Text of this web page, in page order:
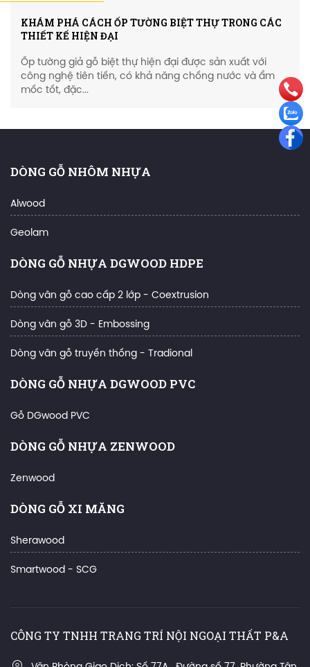
KHÁM PHÁ CÁCH ỐP TƯỜNG BIỆT THỰ TRONG CÁC
THIẾT KẾ HIỆN ĐẠI
Ốp tường giả gỗ biệt thự hiện đại được sản xuất với
công nghệ tiên tiến, có khả năng chống nước và ẩm
mốc tốt, đặc...
DÒNG GỖ NHÔM NHỰA
Alwood
Geolam
DÒNG GỖ NHỰA DGWOOD HDPE
Dòng vân gỗ cao cấp 2 lớp - Coextrusion
Dòng vân gỗ 3D - Embossing
Dòng vân gỗ truyền thống - Tradional
DÒNG GỖ NHỰA DGWOOD PVC
Gỗ DGwood PVC
DÒNG GỖ NHỰA ZENWOOD
Zenwood
DÒNG GỖ XI MĂNG
Sherawood
Smartwood - SCG
CÔNG TY TNHH TRANG TRÍ NỘI NGOẠI THẤT P&A